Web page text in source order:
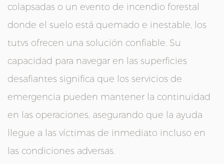
colapsadas o un evento de incendio forestal
donde el suelo está quemado e inestable, los
tutvs ofrecen una solución confiable. Su
capacidad para navegar en las superficies
desafiantes significa que los servicios de
emergencia pueden mantener la continuidad
en las operaciones, asegurando que la ayuda
llegue a las víctimas de inmediato incluso en
las condiciones adversas.